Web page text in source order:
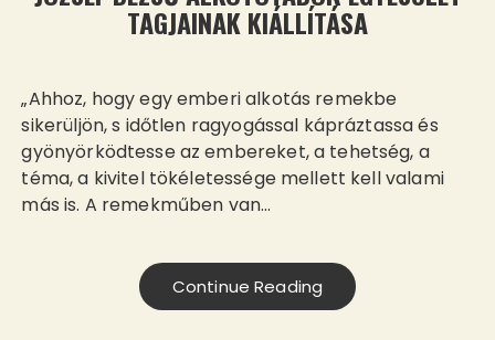
TAGJAINAK KIÁLLÍTÁSA
„Ahhoz, hogy egy emberi alkotás remekbe
sikerüljön, s időtlen ragyogással kápráztassa és
gyönyörködtesse az embereket, a tehetség, a
téma, a kivitel tökéletessége mellett kell valami
más is. A remekműben van…
Continue Reading